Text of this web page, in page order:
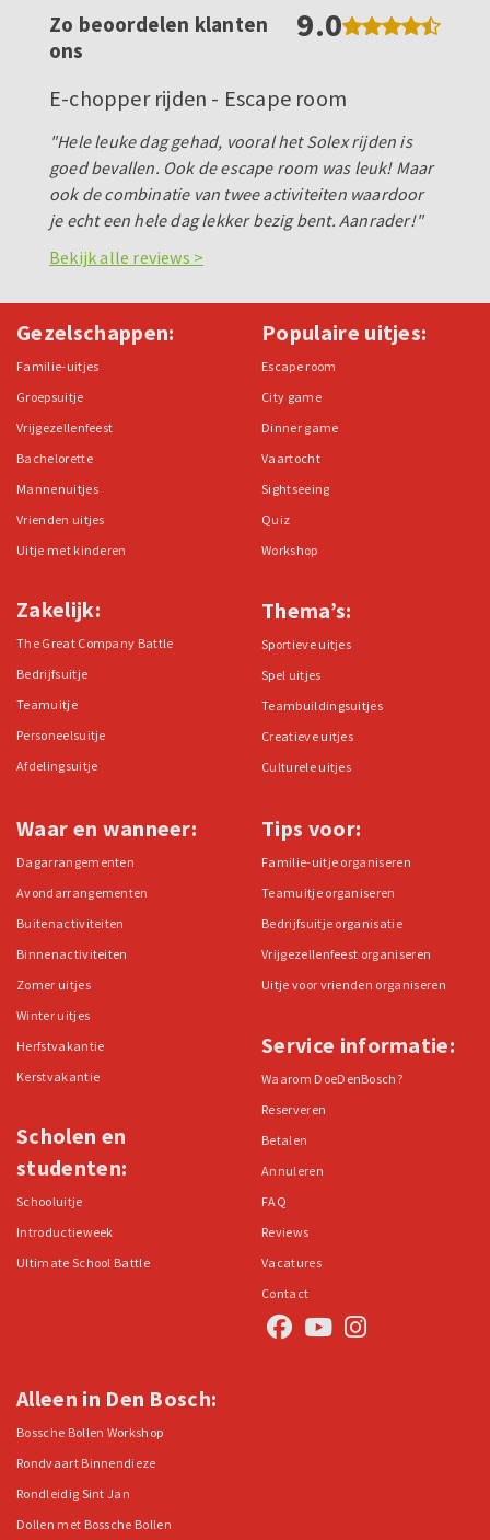
Zo beoordelen klanten
ons
9.0
E-chopper rijden - Escape room
"Hele leuke dag gehad, vooral het Solex rijden is
goed bevallen. Ook de escape room was leuk! Maar
ook de combinatie van twee activiteiten waardoor
je echt een hele dag lekker bezig bent. Aanrader!"
Bekijk alle reviews >
Gezelschappen:
Familie-uitjes
Groepsuitje
Vrijgezellenfeest
Bachelorette
Mannenuitjes
Vrienden uitjes
Uitje met kinderen
Zakelijk:
The Great Company Battle
Bedrijfsuitje
Teamuitje
Personeelsuitje
Afdelingsuitje
Populaire uitjes:
Escape room
City game
Dinner game
Vaartocht
Sightseeing
Quiz
Workshop
Thema’s:
Sportieve uitjes
Spel uitjes
Teambuildingsuitjes
Creatieve uitjes
Culturele uitjes
Waar en wanneer:
Dagarrangementen
Avondarrangementen
Buitenactiviteiten
Binnenactiviteiten
Zomer uitjes
Winter uitjes
Herfstvakantie
Kerstvakantie
Scholen en
studenten:
Schooluitje
Introductieweek
Ultimate School Battle
Tips voor:
Familie-uitje organiseren
Teamuitje organiseren
Bedrijfsuitje organisatie
Vrijgezellenfeest organiseren
Uitje voor vrienden organiseren
Service informatie:
Waarom DoeDenBosch?
Reserveren
Betalen
Annuleren
FAQ
Reviews
Vacatures
Contact
Alleen in Den Bosch:
Bossche Bollen Workshop
Rondvaart Binnendieze
Rondleidig Sint Jan
Dollen met Bossche Bollen